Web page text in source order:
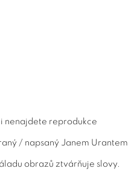
nenajdete reprodukce
/ napsaný Janem Urantem
obrazů ztvárňuje slovy.